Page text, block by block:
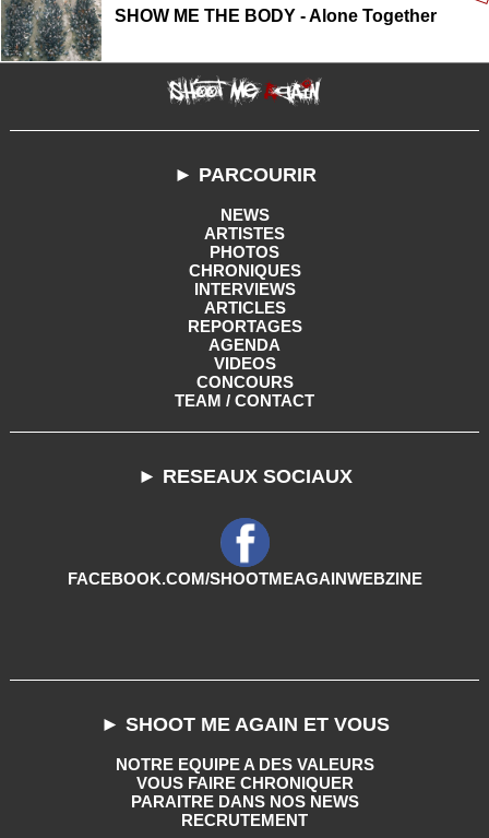
SHOW ME THE BODY - Alone Together
► PARCOURIR
NEWS
ARTISTES
PHOTOS
CHRONIQUES
INTERVIEWS
ARTICLES
REPORTAGES
AGENDA
VIDEOS
CONCOURS
TEAM / CONTACT
► RESEAUX SOCIAUX
FACEBOOK.COM/SHOOTMEAGAINWEBZINE
► SHOOT ME AGAIN ET VOUS
NOTRE EQUIPE A DES VALEURS
VOUS FAIRE CHRONIQUER
PARAITRE DANS NOS NEWS
RECRUTEMENT